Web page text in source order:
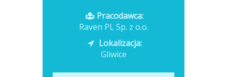
Pracodawca:
Raven PL Sp. z o.o.
Lokalizacja:
Gliwice